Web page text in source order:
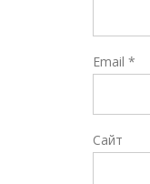
Email *
Сайт